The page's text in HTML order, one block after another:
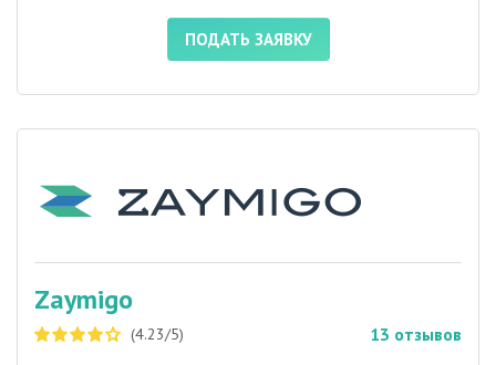
ПОДАТЬ ЗАЯВКУ
Zaymigo
(4.23/5) 13 отзывов